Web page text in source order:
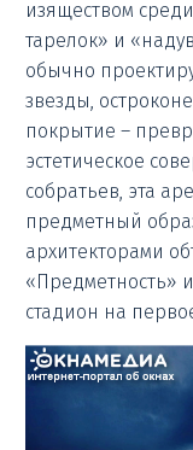
изяществом
тарелок» и
обычно
звезды,
покрытие –
эстетическое
собратьев, эта
предметный
архитекторами
«Предметность»
стадион на